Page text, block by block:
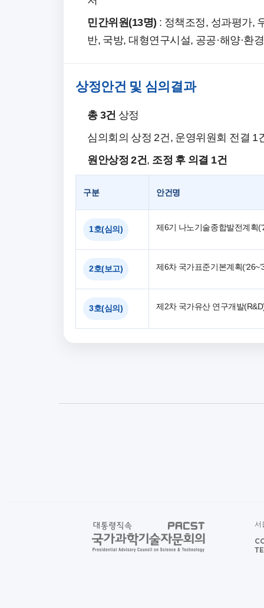
민간위원(13명) : 정책조정, 성과평가,
반, 국방, 대형연구시설, 공공·해양·환
상정안건 및 심의결과
총 3건 상정
심의회의 상정 2건, 운영위원회 전결 1
원안상정 2건, 조정 후 의결 1건
구분 안건명
1호(심의) 제6기 나노기술종합발전계획
2호(보고) 제6차 국가표준기본계획
3호(심의) 제2차 국가유산 연구개발
서